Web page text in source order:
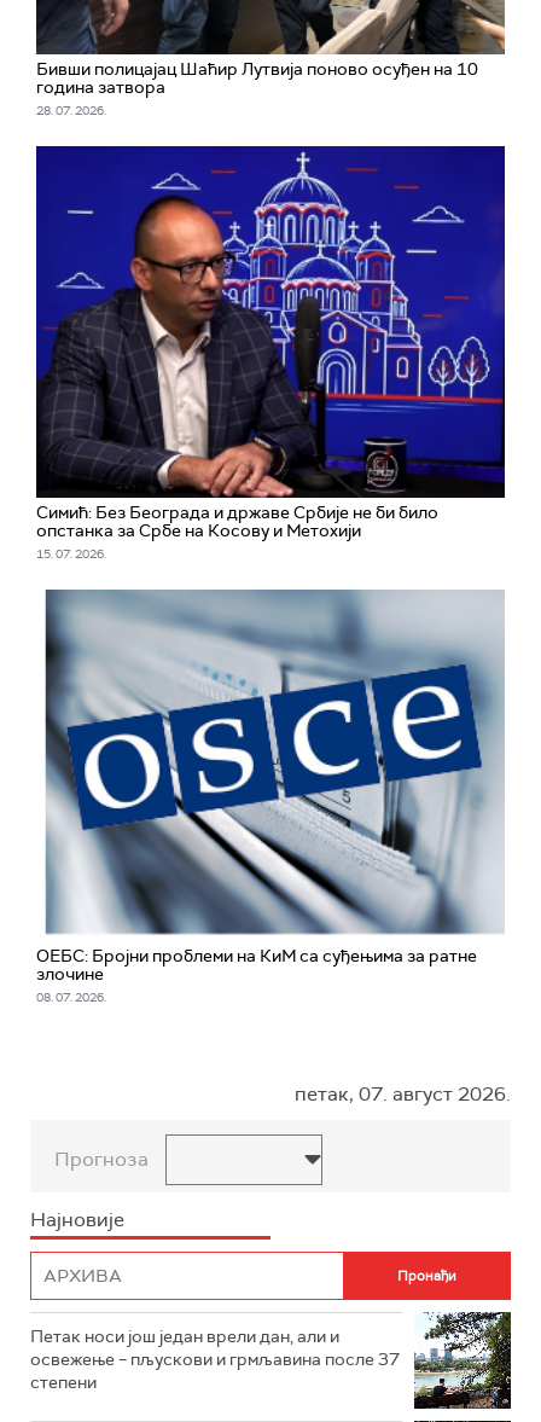
Бивши полицајац Шаћир Лутвија поново осуђен на 10
година затвора
28. 07. 2026.
Симић: Без Београда и државе Србије не би било
опстанка за Србе на Косову и Метохији
15. 07. 2026.
ОЕБС: Бројни проблеми на КиМ са суђењима за ратне
злочине
08. 07. 2026.
петак, 07. август 2026.
Прогноза
Најновије
Петак носи још један врели дан, али и
освежење – пљускови и грмљавина после 37
степени